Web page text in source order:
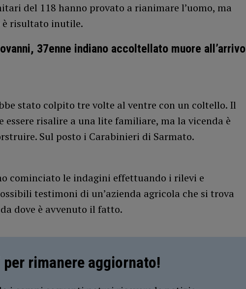
del 118 hanno provato a rianimare l’uomo, ma
risultato inutile.
37enne indiano accoltellato muore all’arrivo
stato colpito tre volte al ventre con un coltello. Il
essere risalire a una lite familiare, ma la vicenda è
Sul posto i Carabinieri di Sarmato.
cominciato le indagini effettuando i rilevi e
testimoni di un’azienda agricola che si trova
dove è avvenuto il fatto.
rimanere aggiornato!